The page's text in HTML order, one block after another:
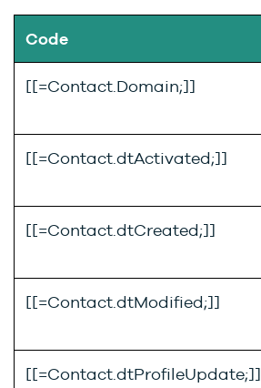
Code
[[=Contact.Domain;]]
[[=Contact.dtActivated;]]
[[=Contact.dtCreated;]]
[[=Contact.dtModified;]]
[[=Contact.dtProfileUpdate;]]